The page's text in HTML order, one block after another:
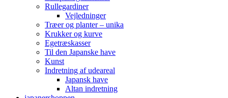
Rullegardiner
Vejledninger
Træer og planter – unika
Krukker og kurve
Egetræskasser
Til den Japanske have
Kunst
Indretning af udeareal
Japansk have
Altan indretning